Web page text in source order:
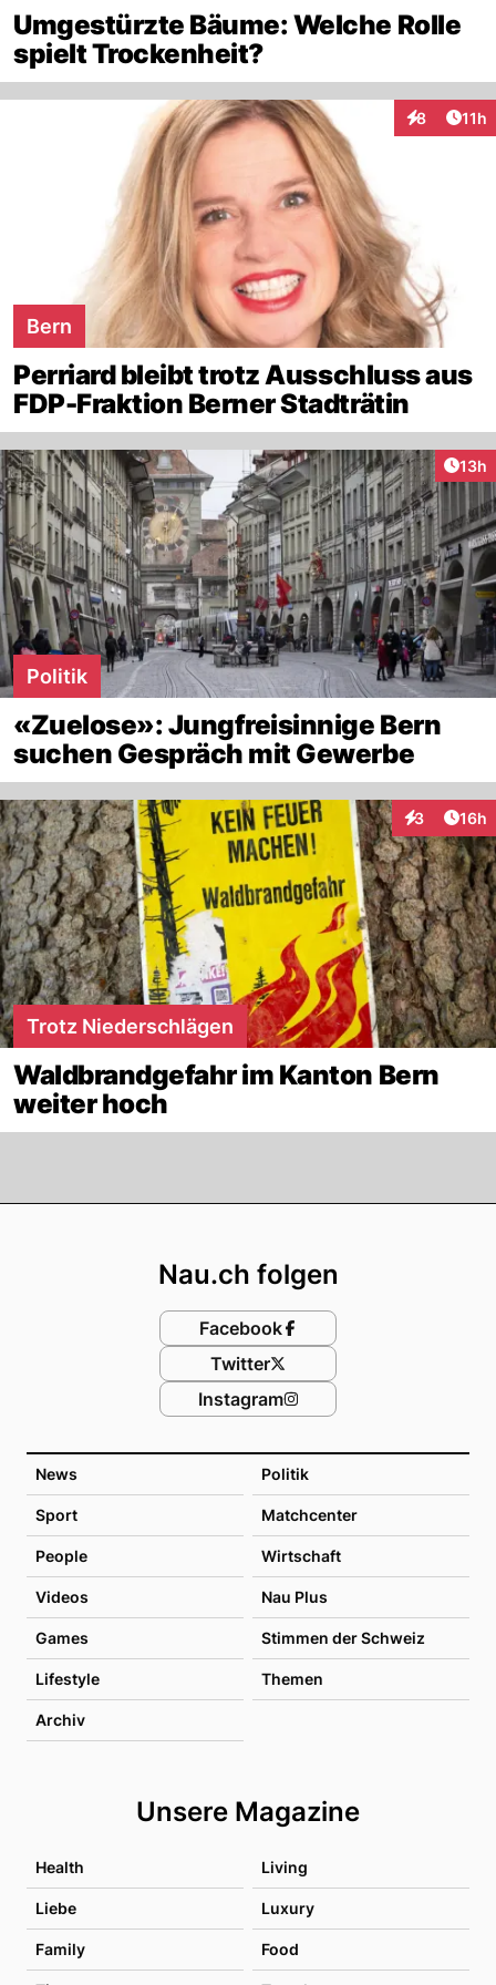
Umgestürzte Bäume: Welche Rolle
spielt Trockenheit?
8 11h
Bern
Perriard bleibt trotz Ausschluss aus
FDP-Fraktion Berner Stadträtin
13h
Politik
«Zuelose»: Jungfreisinnige Bern
suchen Gespräch mit Gewerbe
3
Interaktionen
16h
Trotz Niederschlägen
Waldbrandgefahr im Kanton Bern
weiter hoch
News Politik
Sport Matchcenter
People Wirtschaft
Videos Nau Plus
Games Stimmen der Schweiz
Lifestyle Themen
Archiv
Unsere Magazine
Health Living
Liebe Luxury
Family Food
Nau.ch folgen
Facebook
Twitter
Instagram